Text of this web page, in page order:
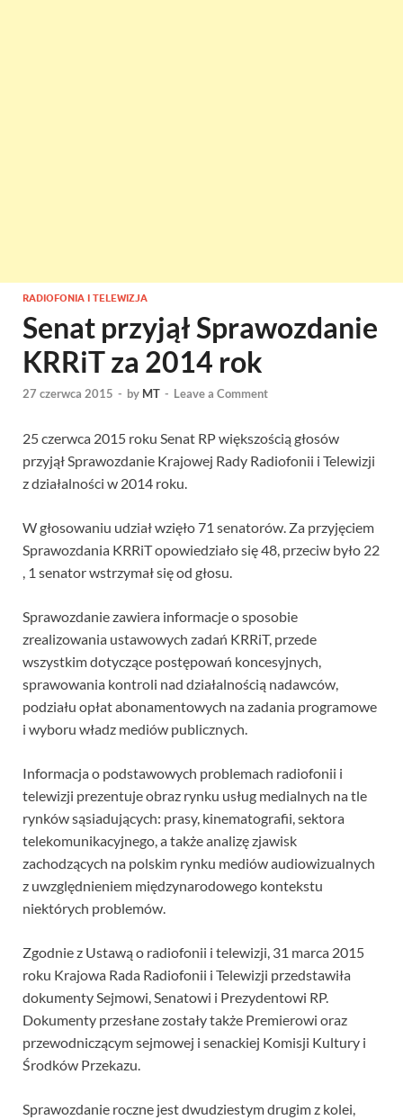
RADIOFONIA I TELEWIZJA
Senat przyjął Sprawozdanie
KRRiT za 2014 rok
27 czerwca 2015 - by MT - Leave a Comment
25 czerwca 2015 roku Senat RP większością głosów
przyjął Sprawozdanie Krajowej Rady Radiofonii i Telewizji
z działalności w 2014 roku.
W głosowaniu udział wzięło 71 senatorów. Za przyjęciem
Sprawozdania KRRiT opowiedziało się 48, przeciw było 22
, 1 senator wstrzymał się od głosu.
Sprawozdanie zawiera informacje o sposobie
zrealizowania ustawowych zadań KRRiT, przede
wszystkim dotyczące postępowań koncesyjnych,
sprawowania kontroli nad działalnością nadawców,
podziału opłat abonamentowych na zadania programowe
i wyboru władz mediów publicznych.
Informacja o podstawowych problemach radiofonii i
telewizji prezentuje obraz rynku usług medialnych na tle
rynków sąsiadujących: prasy, kinematografii, sektora
telekomunikacyjnego, a także analizę zjawisk
zachodzących na polskim rynku mediów audiowizualnych
z uwzględnieniem międzynarodowego kontekstu
niektórych problemów.
Zgodnie z Ustawą o radiofonii i telewizji, 31 marca 2015
roku Krajowa Rada Radiofonii i Telewizji przedstawiła
dokumenty Sejmowi, Senatowi i Prezydentowi RP.
Dokumenty przesłane zostały także Premierowi oraz
przewodniczącym sejmowej i senackiej Komisji Kultury i
Środków Przekazu.
Sprawozdanie roczne jest dwudziestym drugim z kolei,